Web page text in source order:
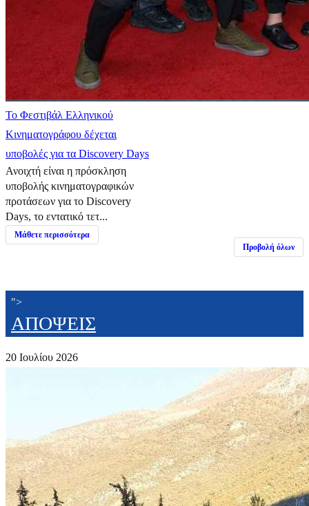
Το Φεστιβάλ Ελληνικού
Κινηματογράφου δέχεται
υποβολές για τα Discovery Days
Ανοιχτή είναι η πρόσκληση
υποβολής κινηματογραφικών
προτάσεων για το Discovery
Days, το εντατικό τετ...
Μάθετε περισσότερα
Προβολή όλων
">
ΑΠΟΨΕΙΣ
20 Ιουλίου 2026